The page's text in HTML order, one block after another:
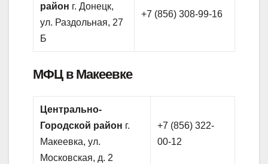
район г. Донецк,
ул. Раздольная, 27
Б
+7 (856) 308-99-16
МФЦ в Макеевке
Центрально-
Городской район г.
Макеевка, ул.
Московская, д. 2
+7 (856) 322-
00-12